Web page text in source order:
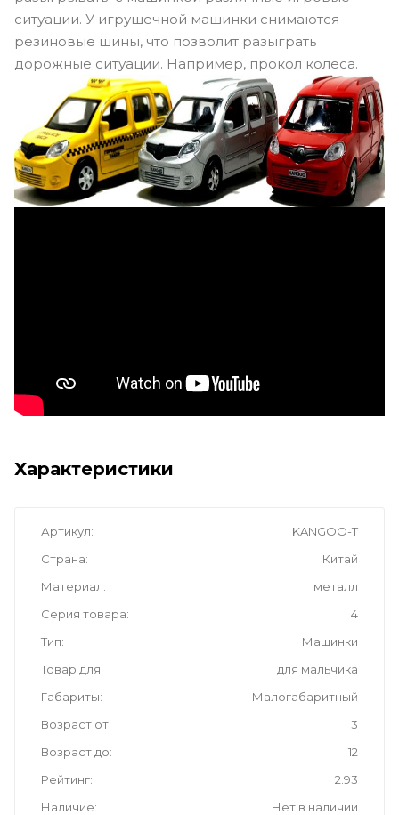
ситуации. У игрушечной машинки снимаются
резиновые шины, что позволит разыграть
дорожные ситуации. Например, прокол колеса.
Характеристики
Артикул
KANGOO-T
Страна
Китай
Материал
металл
Серия товара
4
Тип
Машинки
Товар для
для мальчика
Габариты
Малогабаритный
Возраст от
3
Возраст до
12
Рейтинг
2.93
Наличие
Нет в наличии